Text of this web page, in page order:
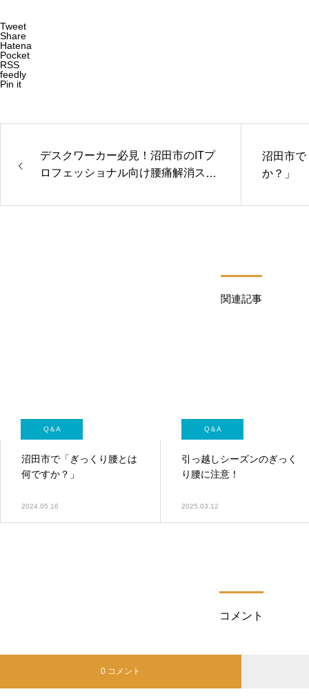
Tweet
Share
Hatena
Pocket
RSS
feedly
Pin it
デスクワーカー必見！沼田市のITプ
ロフェッショナル向け腰痛解消スト
沼田市で
か？」
関連記事
Q＆A
沼田市で「ぎっくり腰とは
何ですか？」
2024.05.16
Q＆A
引っ越しシーズンのぎっく
り腰に注意！
2025.03.12
コメント
0 コメント